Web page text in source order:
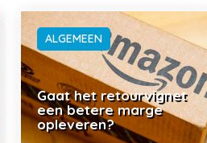
ALGEMEEN
Gaat het retourvignet
een betere marge
opleveren?